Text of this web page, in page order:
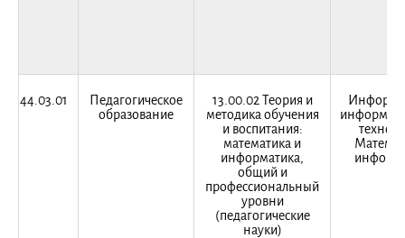
44.03.01
Педагогическое
образование
13.00.02 Теория и
методика обучения
и воспитания:
математика и
информатика,
общий и
профессиональный
уровни
(педагогические
науки)